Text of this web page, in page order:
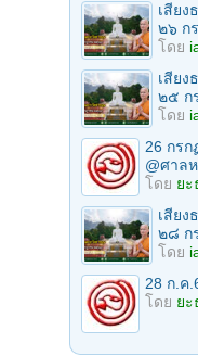
เสีย
๒๖ ก
โดย
เสีย
๒๕ ก
โดย
26 กรก
@ศาล
โดย ย
เสีย
๒๘ ก
โดย
28 ก.ค
โดย ย